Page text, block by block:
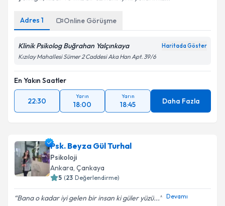
Adres 1 Online Görüşme
Klinik Psikolog Buğrahan Yalçınkaya Haritada Göster
Kızılay Mahallesi Sümer 2 Caddesi Aka Han Apt. 39/6
En Yakın Saatler
22:30
Yarın
18:00
Yarın
18:45 Daha Fazla
Psk. Beyza Gül Turhal
Psikoloji
Ankara, Çankaya
5 (23 Değerlendirme)
Bana o kadar iyi gelen bir insan ki güler yüzü... Devamı